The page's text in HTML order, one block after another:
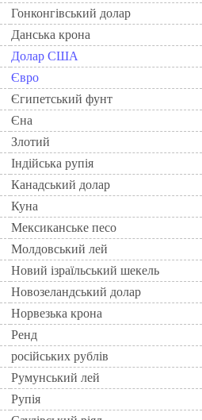
Гонконгівський долар
Данська крона
Долар США
Євро
Єгипетський фунт
Єна
Злотий
Індійська рупія
Канадський долар
Куна
Мексиканське песо
Молдовський лей
Новий ізраїльський шекель
Новозеландський долар
Норвезька крона
Ренд
російських рублів
Румунський лей
Рупія